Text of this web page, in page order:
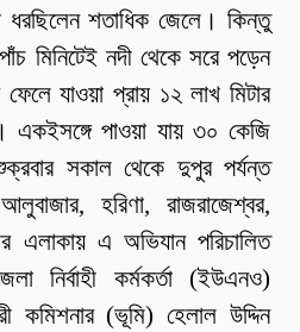
শতাধিক জেলে। কিন্তু
মিনিটেই নদী থেকে সরে পড়েন
যাওয়া প্রায় ১২ লাখ মিটার
একইসঙ্গে পাওয়া যায় ৩০ কেজি
সকাল থেকে দুপুর পর্যন্ত
হরিণা, রাজরাজেশ্বর,
এলাকায় এ অভিযান পরিচালিত
নির্বাহী কর্মকর্তা (ইউএনও)
কমিশনার (ভূমি) হেলাল উদ্দিন